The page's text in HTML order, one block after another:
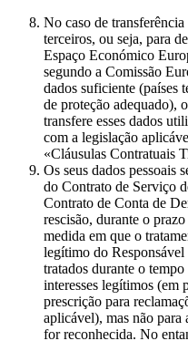
No caso de transferência
terceiros, ou seja, para
Espaço Económico
segundo a Comissão
dados suficiente (países
de proteção adequado),
transfere esses dados
com a legislação
«Cláusulas Contratuais
Os seus dados pessoais
do Contrato de Serviço
Contrato de Conta de
rescisão, durante o
medida em que o
legítimo do Responsável
tratados durante o tempo
interesses legítimos (em
prescrição para
aplicável), mas não para
for reconhecida. No